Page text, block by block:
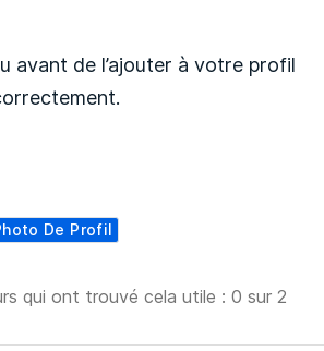
avant de l’ajouter à votre profil
De Profil
qui ont trouvé cela utile : 0 sur 2